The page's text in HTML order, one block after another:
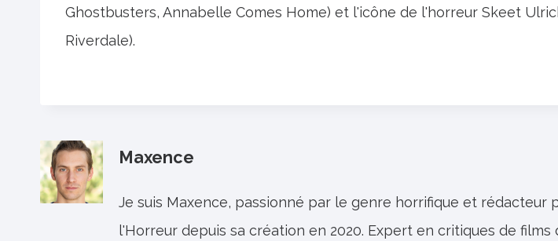
Ghostbusters, Annabelle Comes Home) et l'icône de l'horreur Skeet
Riverdale).
Maxence
Je suis Maxence, passionné par le genre horrifique et rédacteur
l'Horreur depuis sa création en 2020. Expert en critiques de